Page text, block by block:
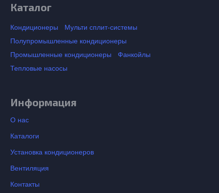
Каталог
Кондиционеры
Мульти сплит-системы
Полупромышленные кондиционеры
Промышленные кондиционеры
Фанкойлы
Тепловые насосы
Информация
О нас
Каталоги
Установка кондиционеров
Вентиляция
Контакты